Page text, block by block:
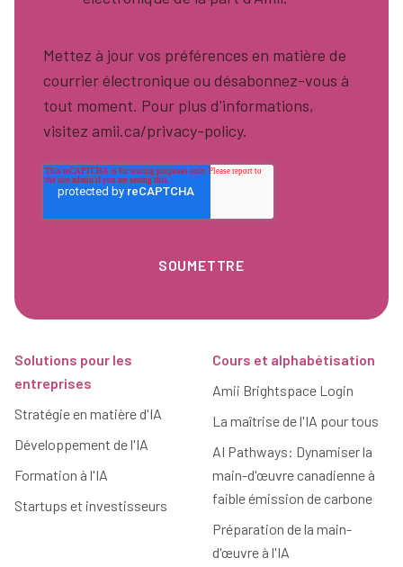
Mettez à jour vos préférences en matière de
courrier électronique ou désabonnez-vous à
tout moment. Pour plus d'informations,
visitez amii.ca/privacy-policy.
Solutions pour les
entreprises
Stratégie en matière d'IA
Développement de l'IA
Formation à l'IA
Startups et investisseurs
Cours et alphabétisation
Amii Brightspace Login
La maîtrise de l'IA pour tous
AI Pathways: Dynamiser la
main-d'œuvre canadienne à
faible émission de carbone
Préparation de la main-
d'œuvre à l'IA